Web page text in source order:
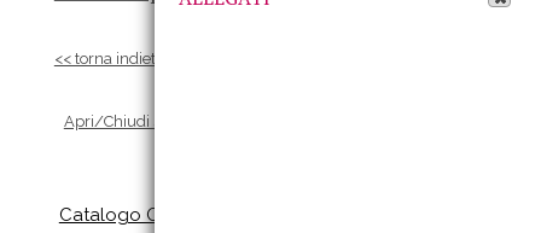
<< torna indietro
Apri/Chiudi scheda Allegati
Catalogo Online